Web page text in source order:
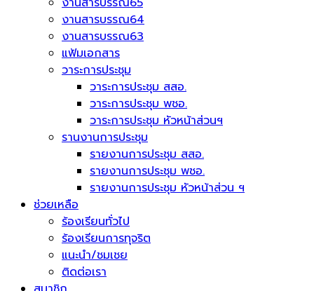
งานสารบรรณ64
งานสารบรรณ63
แฟ้มเอกสาร
วาระการประชุม
วาระการประชุม สสอ.
วาระการประชุม พชอ.
วาระการประชุม หัวหน้าส่วนฯ
รานงานการประชุม
รายงานการประชุม สสอ.
รายงานการประชุม พชอ.
รายงานการประชุม หัวหน้าส่วน ฯ
ช่วยเหลือ
ร้องเรียนทั่วไป
ร้องเรียนการทุจริต
แนะนำ/ชมเชย
ติดต่อเรา